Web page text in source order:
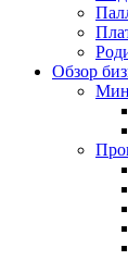
Обзор